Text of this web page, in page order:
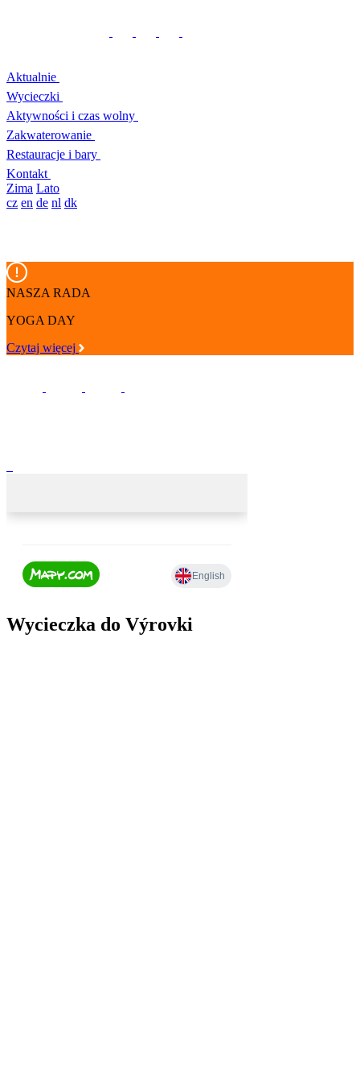
Aktualnie
Wycieczki
Aktywności i czas wolny
Zakwaterowanie
Restauracje i bary
Kontakt
Zima Lato
cz en de nl dk
NASZA RADA
YOGA DAY
Czytaj więcej
Wycieczka do Výrovki